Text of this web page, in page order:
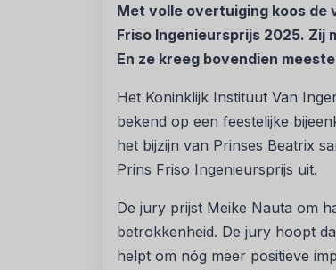
Met volle overtuiging koos de
Friso Ingenieursprijs 2025. Zij
En ze kreeg bovendien
Het Koninklijk Instituut Van
bekend op een feestelijke
het bijzijn van Prinses Beatrix
Prins Friso Ingenieursprijs uit.
De jury prijst Meike Nauta om
betrokkenheid. De jury hoopt
helpt om nóg meer positieve